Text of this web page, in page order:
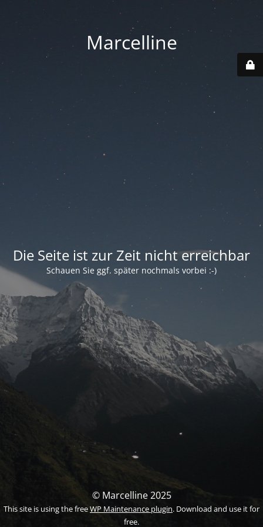
Marcelline
Die Seite ist zur Zeit nicht erreichbar
Schauen Sie ggf. später nochmals vorbei :-)
© Marcelline 2025
This site is using the freeWP Maintenance plugin. Download and use it for
free.